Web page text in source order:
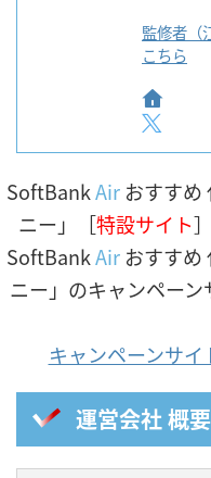
監修者（
こちら
SoftBankAirおすすめ
ニー」［特設サイト
SoftBankAirおすすめ
ニー」のキャンペーン
キャンペーンサ
運営会社 概要